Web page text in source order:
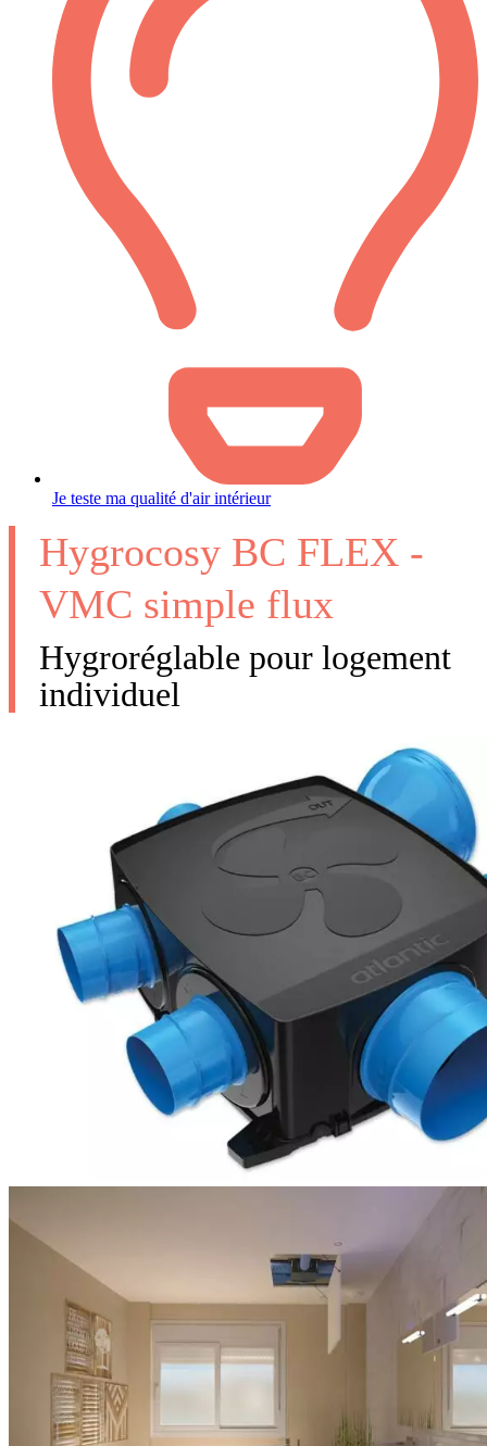
Je teste ma qualité d'air intérieur
Hygrocosy BC FLEX -
VMC simple flux
Hygroréglable pour logement
individuel